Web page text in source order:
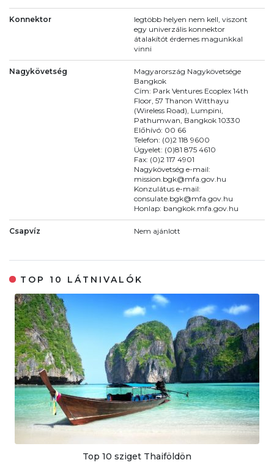
Konnektor
legtöbb helyen nem kell, viszont
egy univerzális konnektor
átalakítót érdemes magunkkal
vinni
Nagykövetség
Magyarország Nagykövetsége
Bangkok
Cím: Park Ventures Ecoplex 14th
Floor, 57 Thanon Witthayu
(Wireless Road), Lumpini,
Pathumwan, Bangkok 10330
Előhívó: 00 66
Telefon: (0)2 118 9600
Ügyelet: (0)81 875 4610
Fax: (0)2 117 4901
Nagykövetség e-mail:
mission.bgk@mfa.gov.hu
Konzulátus e-mail:
consulate.bgk@mfa.gov.hu
Honlap: bangkok.mfa.gov.hu
Csapvíz Nem ajánlott
TOP 10 LÁTNIVALÓK
Top 10 sziget Thaiföldön